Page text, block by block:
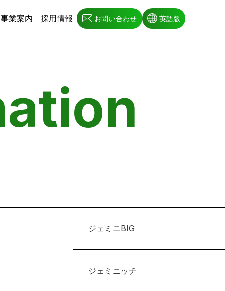
事業案内 採用情報 お問い合わせ 英語版
ジェミニBIG
ジェミニッチ